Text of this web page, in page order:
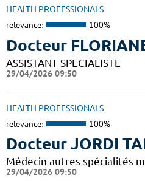
HEALTH PROFESSIONALS
relevance: 100%
Docteur
ASSISTANT SPECIALISTE
29/04/2026 09:50
HEALTH PROFESSIONALS
relevance: 100%
Docteur JORDI
Médecin autres spécialités
29/04/2026 09:50